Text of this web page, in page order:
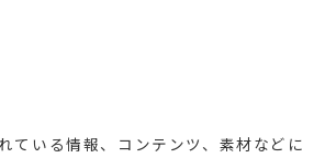
ている情報、コンテンツ、素材などに